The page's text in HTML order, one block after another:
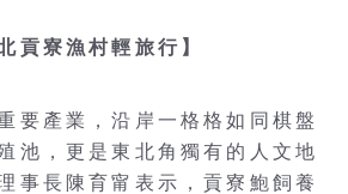
貢寮漁村輕旅行】
要產業，沿岸一格格如同棋盤
池，更是東北角獨有的人文地
事長陳育甯表示，貢寮鮑飼養